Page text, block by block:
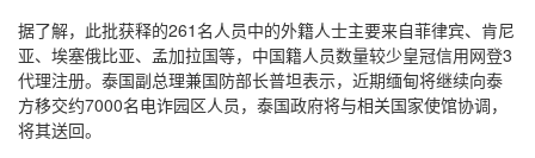
据了解，此批获释的261名人员中的外籍人士主要来自菲律宾、肯尼
亚、埃塞俄比亚、孟加拉国等，中国籍人员数量较少皇冠信用网登3
代理注册。泰国副总理兼国防部长普坦表示，近期缅甸将继续向泰
方移交约7000名电诈园区人员，泰国政府将与相关国家使馆协调，
将其送回。